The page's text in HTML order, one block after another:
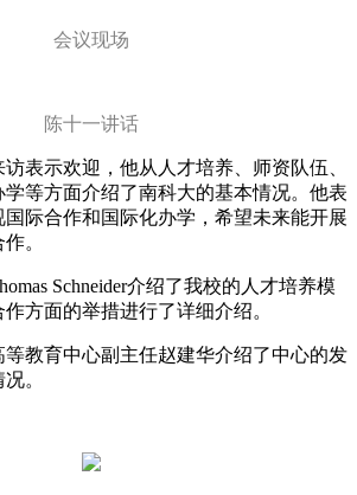
会议现场
陈十一讲话
表示欢迎，他从人才培养、师资队伍、
等方面介绍了南科大的基本情况。他表
际合作和国际化办学，希望未来能开展
。
Schneider介绍了我校的人才培养模
方面的举措进行了详细介绍。
教育中心副主任赵建华介绍了中心的发
。